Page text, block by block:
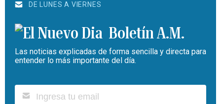
DE LUNES A VIERNES
Boletín A.M.
Las noticias explicadas de forma sencilla y directa para
entender lo más importante del día.